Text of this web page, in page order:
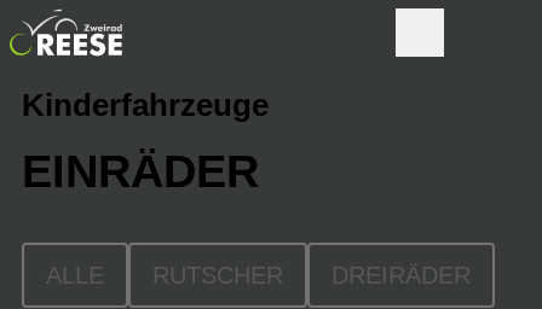
Kinderfahrzeuge
EINRÄDER
ALLE RUTSCHER DREIRÄDER